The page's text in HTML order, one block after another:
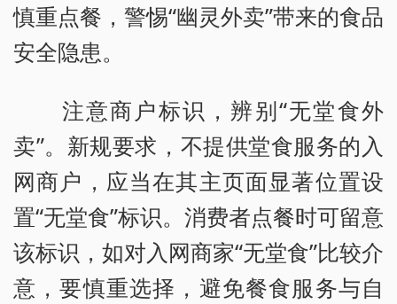
慎重点餐，警惕“幽灵外卖”带来的食品
安全隐患。
注意商户标识，辨别“无堂食外
卖”。新规要求，不提供堂食服务的入
网商户，应当在其主页面显著位置设
置“无堂食”标识。消费者点餐时可留意
该标识，如对入网商家“无堂食”比较介
意，要慎重选择，避免餐食服务与自